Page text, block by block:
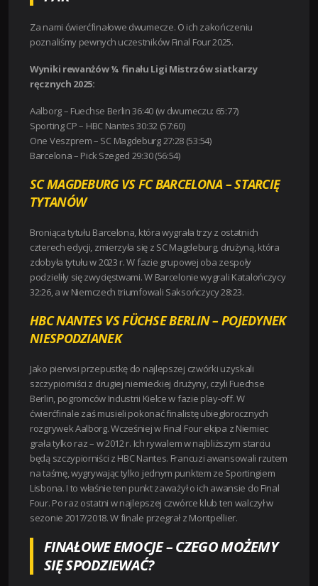
Za nami ćwierćfinałowe dwumecze. O ich zakończeniu
poznaliśmy pewnych uczestników Final Four 2025.
Wyniki rewanżów ¼ finału Ligi Mistrzów siatkarzy
ręcznych 2025:
Aalborg – Fuechse Berlin 36:40 (w dwumeczu: 65:77)
Sporting CP – HBC Nantes 30:32 (57:60)
One Veszprem – SC Magdeburg 27:28 (53:54)
Barcelona – Pick Szeged 29:30 (56:54)
SC MAGDEBURG VS FC BARCELONA – STARCIĘ
TYTANÓW
Broniąca tytułu Barcelona, która wygrała trzy z ostatnich
czterech edycji, zmierzyła się z SC Magdeburg, drużyną, która
zdobyła tytułu w 2023 r. W fazie grupowej oba zespoły
podzieliły się zwycięstwami. W Barcelonie wygrali Katalończycy
32:26, a w Niemczech triumfowali Saksończycy 28:23.
HBC NANTES VS FÜCHSE BERLIN – POJEDYNEK
NIESPODZIANEK
Jako pierwsi przepustkę do najlepszej czwórki uzyskali
szczypiorniści z drugiej niemieckiej drużyny, czyli Fuechse
Berlin, pogromców Industrii Kielce w fazie play-off. W
ćwierćfinale zaś musieli pokonać finalistę ubiegłorocznych
rozgrywek Aalborg. Wcześniej w Final Four ekipa z Niemiec
grała tylko raz – w 2012 r. Ich rywalem w najbliższym starciu
będą szczypiorniści z HBC Nantes. Francuzi awansowali rzutem
na taśmę, wygrywając tylko jednym punktem ze Sportingiem
Lisbona. I to właśnie ten punkt zaważył o ich awansie do Final
Four. Po raz ostatni w najlepszej czwórce klub ten walczył w
sezonie 2017/2018. W finale przegrał z Montpellier.
FINAŁOWE EMOCJE – CZEGO MOŻEMY
SIĘ SPODZIEWAĆ?